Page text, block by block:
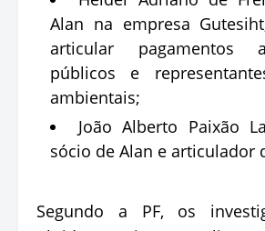
Alan na empresa
articular pagamentos
públicos e
ambientais;
João Alberto Paixão
sócio de Alan e articulador
Segundo a PF, os